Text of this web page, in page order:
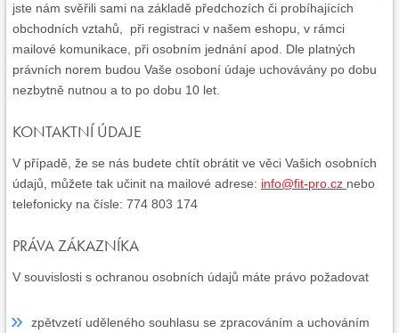
jste nám svěřili sami na základě předchozích či probíhajících
obchodních vztahů, při registraci v našem eshopu, v rámci
mailové komunikace, při osobním jednání apod. Dle platných
právních norem budou Vaše osoboní údaje uchovávány po dobu
nezbytně nutnou a to po dobu 10 let.
KONTAKTNÍ ÚDAJE
V případě, že se nás budete chtít obrátit ve věci Vašich osobních
údajů, můžete tak učinit na mailové adrese: info@fit-pro.cz nebo
telefonicky na čísle: 774 803 174
PRÁVA ZÁKAZNÍKA
V souvislosti s ochranou osobních údajů máte právo požadovat
zpětvzetí uděleného souhlasu se zpracováním a uchováním